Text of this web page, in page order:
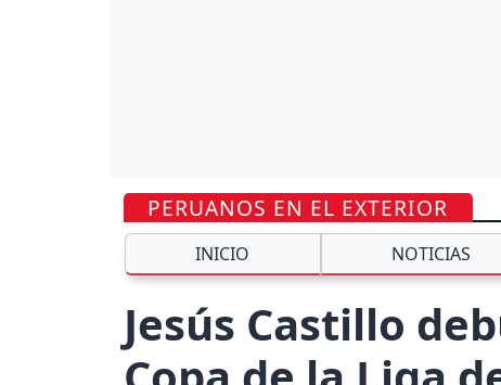
PERUANOS EN EL EXTERIOR
INICIO NOTICIAS
Jesús Castillo